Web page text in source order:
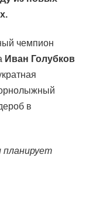
чемпион
Иван Голубков
в
планирует